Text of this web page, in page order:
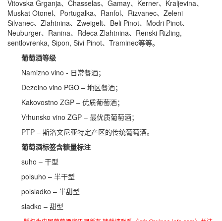
Vitovska Grganja、Chasselas、Gamay、Kerner、Kraljevina、
Muskat Otonel、Portugalka、Ranfol、Rizvanec、Zeleni
Silvanec、Zlahtnina、Zweigelt、Beli Pinot、Modri Pinot、
Neuburger、Ranina、Rdeca Zlahtnina、Renski Rizling,
sentlovrenka, Sipon, Sivi Pinot、Traminec等等。
葡萄酒等级
Namizno vino - 日常餐酒；
Dezelno vino PGO – 地区餐酒；
Kakovostno ZGP – 优质葡萄酒；
Vrhunsko vino ZGP – 最优质葡萄酒；
PTP – 斯洛文尼亚特定产区的传统葡萄酒。
葡萄酒标签含糖量标注
suho – 干型
polsuho – 半干型
polsladko – 半甜型
sladko – 甜型